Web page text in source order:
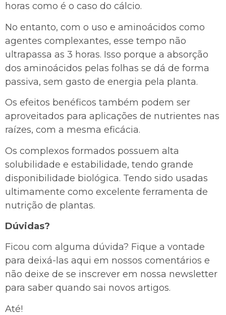
horas como é o caso do cálcio.
No entanto, com o uso e aminoácidos como
agentes complexantes, esse tempo não
ultrapassa as 3 horas. Isso porque a absorção
dos aminoácidos pelas folhas se dá de forma
passiva, sem gasto de energia pela planta.
Os efeitos benéficos também podem ser
aproveitados para aplicações de nutrientes nas
raízes, com a mesma eficácia.
Os complexos formados possuem alta
solubilidade e estabilidade, tendo grande
disponibilidade biológica. Tendo sido usadas
ultimamente como excelente ferramenta de
nutrição de plantas.
Dúvidas?
Ficou com alguma dúvida? Fique a vontade
para deixá-las aqui em nossos comentários e
não deixe de se inscrever em nossa newsletter
para saber quando sai novos artigos.
Até!